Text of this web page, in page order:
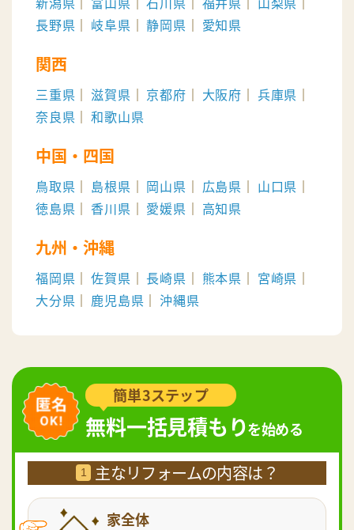
簡単3ステップ
無料一括見積もりを始める
1 主なリフォームの内容は？
家全体
長野県
岐阜県 静岡県 愛知県
関西
三重県 滋賀県 京都府 大阪府
兵庫県
奈良県
和歌山県
中国・四国
鳥取県 島根県 岡山県 広島県
山口県
徳島県
香川県 愛媛県 高知県
九州・沖縄
福岡県 佐賀県 長崎県 熊本県
宮崎県
大分県
鹿児島県 沖縄県